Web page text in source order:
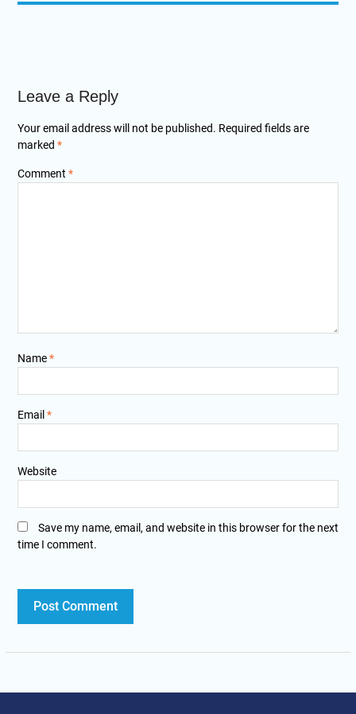
Leave a Reply
Your email address will not be published. Required fields are
marked *
Comment *
Name*
Email *
Website
Save my name, email, and website in this browser for the next
time I comment.